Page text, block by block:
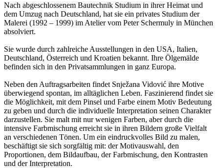
Nach abgeschlossenem Bautechnik Studium in ihrer Heimat und
dem Umzug nach Deutschland, hat sie ein privates Studium der
Malerei (1992 – 1999) im Atelier vom Peter Schermuly in München
absolviert.
Sie wurde durch zahlreiche Ausstellungen in den USA, Italien,
Deutschland, Österreich und Kroatien bekannt. Ihre Ölgemälde
befinden sich in den Privatsammlungen in ganz Europa.
Neben den Auftragsarbeiten findet Snježana Vidović ihre Motive
überwiegend spontan, im alltäglichen Leben. Faszinierend findet sie
die Möglichkeit, mit dem Pinsel und Farbe einem Motiv Bedeutung
zu geben und durch die individuelle Interpretation seinen Charakter
darzustellen. Sie malt mit nur wenigen Farben, aber durch die
intensive Farbmischung erreicht sie in ihren Bildern große Vielfalt
an verschiedenen Tönen. Um ein eindruckvolles Bild zu malen,
beschäftigt sie sich sorgfältig mit: der Motivauswahl, den
Proportionen, dem Bildaufbau, der Farbmischung, den Kontrasten
und der Interpretation.